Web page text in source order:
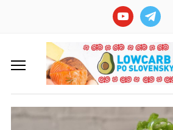
youtubetelegram